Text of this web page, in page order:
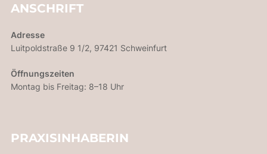
ANSCHRIFT
Adresse
Luitpoldstraße 9 1/2, 97421 Schweinfurt
Öffnungszeiten
Montag bis Freitag: 8–18 Uhr
PRAXISINHABERIN